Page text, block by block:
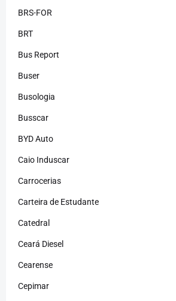
BRS-FOR
BRT
Bus Report
Buser
Busologia
Busscar
BYD Auto
Caio Induscar
Carrocerias
Carteira de Estudante
Catedral
Ceará Diesel
Cearense
Cepimar